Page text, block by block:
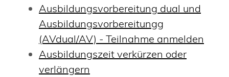
Ausbildungsvorbereitung dual und
Ausbildungsvorbereitungg
(AVdual/AV) - Teilnahme anmelden
Ausbildungszeit verkürzen oder
verlängern